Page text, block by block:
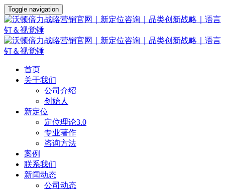
Toggle navigation
首页
关于我们
公司介绍
创始人
新定位
定位理论3.0
专业著作
咨询方法
案例
联系我们
新闻动态
公司动态